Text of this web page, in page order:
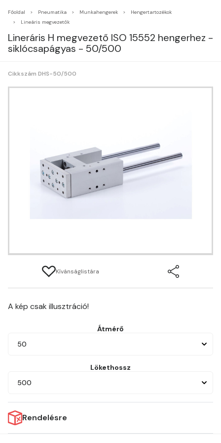
Főoldal Pneumatika Munkahengerek
Hengertartozékok
Lineáris megvezetők
Lineráris H megvezető ISO 15552 hengerhez -
siklócsapágyas - 50/500
Cikkszám DHS-50/500
Kívánságlistára
A kép csak illusztráció!
Átmérő
50
Lökethossz
500
Rendelésre